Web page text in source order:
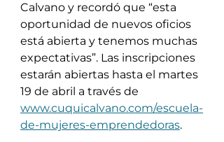
Calvano y recordó que “esta
oportunidad de nuevos oficios
está abierta y tenemos muchas
expectativas”. Las inscripciones
estarán abiertas hasta el martes
19 de abril a través de
www.cuquicalvano.com/escuela-
de-mujeres-emprendedoras.